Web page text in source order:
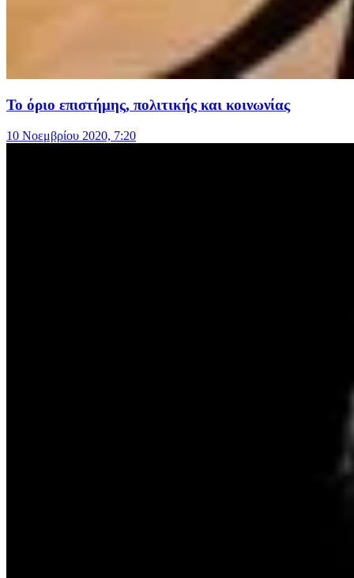
Το όριο επιστήμης, πολιτικής και κοινωνίας
10 Νοεμβρίου 2020, 7:20